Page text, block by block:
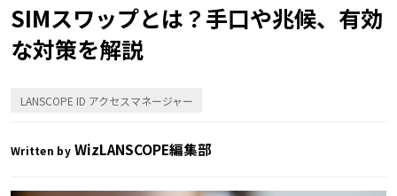
SIMスワップとは？手口や兆候、有効
な対策を解説
LANSCOPE ID アクセスマネージャー
Written byWizLANSCOPE編集部